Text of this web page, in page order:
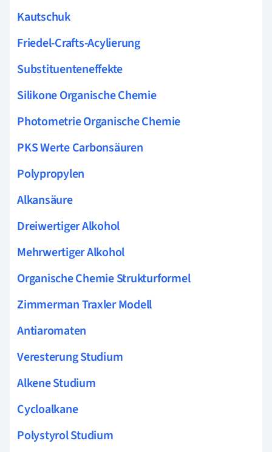
Kautschuk
Friedel-Crafts-Acylierung
Substituenteneffekte
Silikone Organische Chemie
Photometrie Organische Chemie
PKS Werte Carbonsäuren
Polypropylen
Alkansäure
Dreiwertiger Alkohol
Mehrwertiger Alkohol
Organische Chemie Strukturformel
Zimmerman Traxler Modell
Antiaromaten
Veresterung Studium
Alkene Studium
Cycloalkane
Polystyrol Studium